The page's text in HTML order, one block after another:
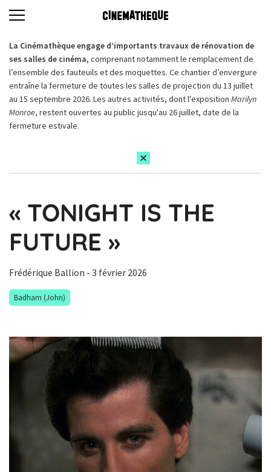
La Cinémathèque engage d’importants travaux de rénovation de
ses salles de cinéma, comprenant notamment le remplacement de
l’ensemble des fauteuils et des moquettes. Ce chantier d’envergure
entraîne la fermeture de toutes les salles de projection du 13 juillet
au 15 septembre 2026. Les autres activités, dont l'exposition Marilyn
Monroe, restent ouvertes au public jusqu'au 26 juillet, date de la
fermeture estivale.
« TONIGHT IS THE
FUTURE »
Frédérique Ballion - 3 février 2026
Badham (John)